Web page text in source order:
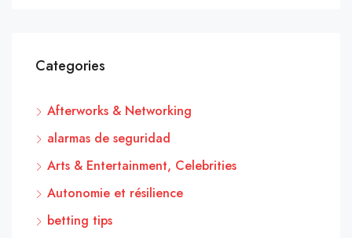
Categories
Afterworks & Networking
alarmas de seguridad
Arts & Entertainment, Celebrities
Autonomie et résilience
betting tips